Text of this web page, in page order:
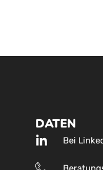
DATEN
Bei